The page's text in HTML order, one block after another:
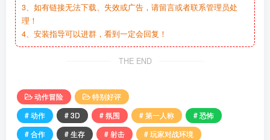
3、如有链接无法下载、失效或广告，请留言或者联系管理员处
理！
4、安装指导可以进群，看到一定会回复！
THE END
动作冒险
特别好评
# 动作
# 3D # 氛围 # 第一人称
# 恐怖
# 合作
# 生存 # 射击
# 玩家对战环境